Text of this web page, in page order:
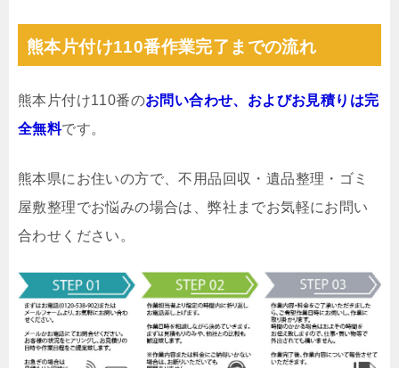
熊本片付け110番作業完了までの流れ
熊本片付け110番のお問い合わせ、およびお見積りは完
全無料です。
熊本県にお住いの方で、不用品回収・遺品整理・ゴミ
屋敷整理でお悩みの場合は、弊社までお気軽にお問い
合わせください。